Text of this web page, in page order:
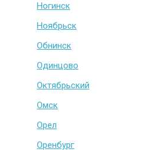
Ногинск
Ноябрьск
Обнинск
Одинцово
Октябрьский
Омск
Орел
Оренбург